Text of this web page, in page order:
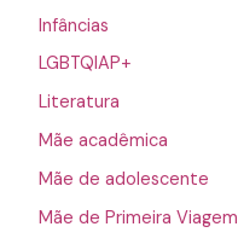
Infâncias
LGBTQIAP+
Literatura
Mãe acadêmica
Mãe de adolescente
Mãe de Primeira Viagem